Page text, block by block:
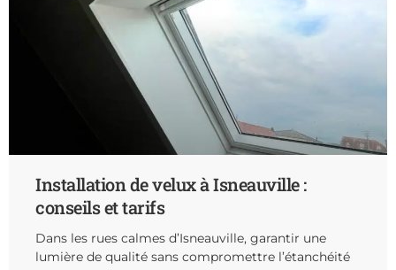
Installation de velux à Isneauville :
conseils et tarifs
Dans les rues calmes d’Isneauville, garantir une
lumière de qualité sans compromettre l’étanchéité